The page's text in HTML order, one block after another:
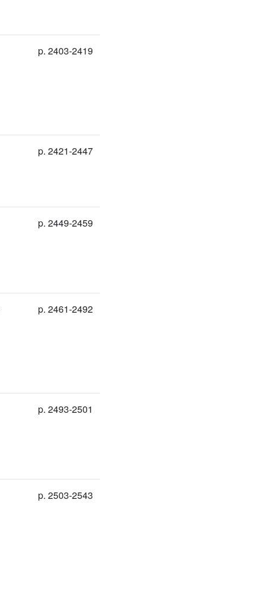
p. 2403-2419
p. 2421-2447
p. 2449-2459
p. 2461-2492
p. 2493-2501
p. 2503-2543